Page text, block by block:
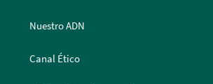
Nuestro ADN
Canal Ético